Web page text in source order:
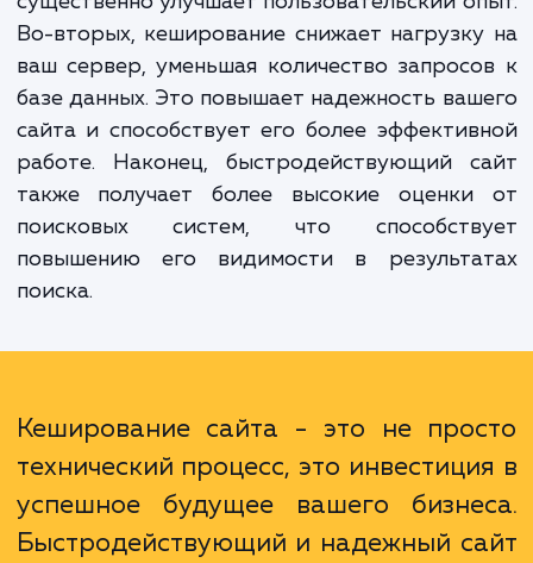
Включение кеширования сайта
множество преимуществ. Во-первых,
увеличивает скорость загрузки страниц,
существенно улучшает пользовательский
Во-вторых, кеширование снижает
ваш сервер, уменьшая количество
базе данных. Это повышает надежность
работе. Наконец, быстродействующий
поисковых систем, что
повышению его видимости в